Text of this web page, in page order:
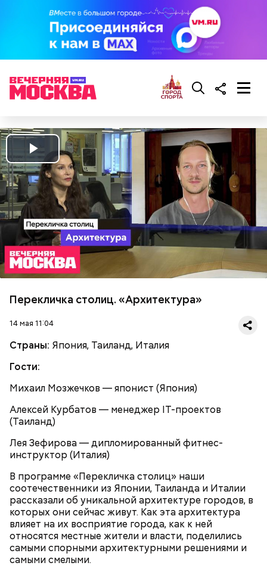
Play
Video
Перекличка столиц. «Архитектура»
14 мая 11:04
Страны: Япония, Таиланд, Италия
Гости:
Михаил Мозжечков — японист (Япония)
Алексей Курбатов — менеджер IT-проектов
(Таиланд)
Лея Зефирова — дипломированный фитнес-
инструктор (Италия)
В программе «Перекличка столиц» наши
соотечественники из Японии, Таиланда и Италии
рассказали об уникальной архитектуре городов, в
которых они сейчас живут. Как эта архитектура
влияет на их восприятие города, как к ней
относятся местные жители и власти, поделились
самыми спорными архитектурными решениями и
самыми смелыми.